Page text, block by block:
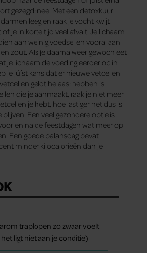
gezegd: nee. Met een detoxkuur
leeg en raak je vocht kwijt,
je in korte tijd veel afvalt. Je lichaam
aan weinig voedsel en vooral aan
zout. Als je daarna weer gewoon eet
je lichaam de voeding eerder op in
je júíst kans dat er nieuwe vetcellen
geldt helaas: hebben is
die je aanmaakt, raak je niet meer
je hebt, hoe lastiger het dus is
Een veel gezondere optie is
en na de feestdagen wat meer op
Een goede balansdag bevat
minder kilocalorieën dan je
traplopen zo zwaar voelt
ligt niet aan je conditie)